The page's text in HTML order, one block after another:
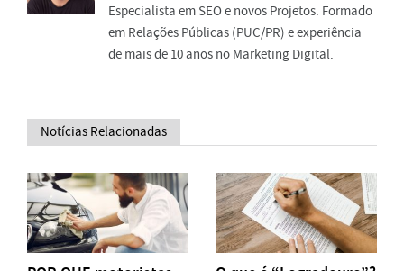
Especialista em SEO e novos Projetos. Formado
em Relações Públicas (PUC/PR) e experiência
de mais de 10 anos no Marketing Digital.
Notícias Relacionadas